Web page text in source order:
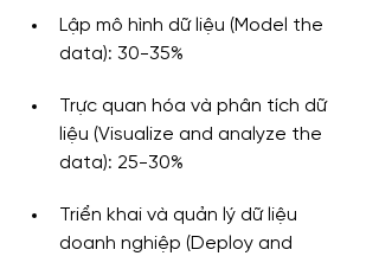
Lập mô hình dữ liệu (Model the
data): 30-35%
Trực quan hóa và phân tích dữ
liệu (Visualize and analyze the
data): 25-30%
Triển khai và quản lý dữ liệu
doanh nghiệp (Deploy and